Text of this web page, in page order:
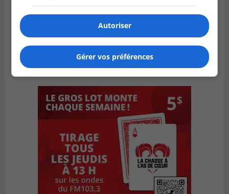
Autoriser
Gérer vos préférences